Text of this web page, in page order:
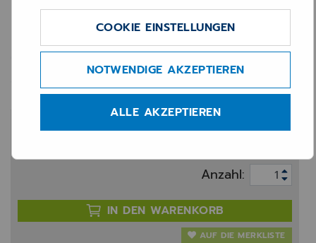
3M Blickschutzfilter 58,4cm
23Zoll 16:9
122,00 €
Anzahl:
IN DEN WARENKORB
AUF DIE MERKLISTE
COOKIE EINSTELLUNGEN
NOTWENDIGE AKZEPTIEREN
ALLE AKZEPTIEREN